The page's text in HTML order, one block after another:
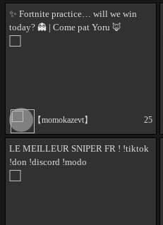
✨ Fortnite practice… will we win
today? 👻 | Come pat Yoru 🦊
【momokazevt】 25
LE MEILLEUR SNIPER FR ! !tiktok
!don !discord !modo